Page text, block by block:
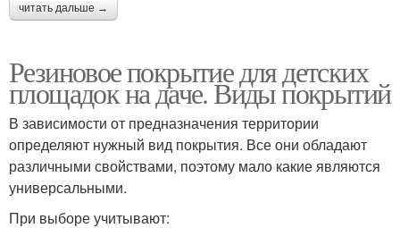
читать дальше →
Резиновое покрытие для детских
площадок на даче. Виды покрытий
В зависимости от предназначения территории
определяют нужный вид покрытия. Все они обладают
различными свойствами, поэтому мало какие являются
универсальными.
При выборе учитывают: